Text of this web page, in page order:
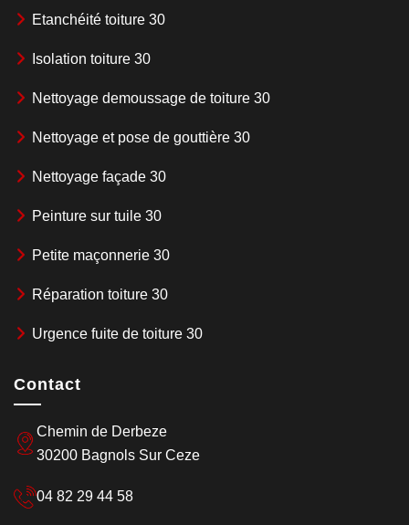
Etanchéité toiture 30
Isolation toiture 30
Nettoyage demoussage de toiture 30
Nettoyage et pose de gouttière 30
Nettoyage façade 30
Peinture sur tuile 30
Petite maçonnerie 30
Réparation toiture 30
Urgence fuite de toiture 30
Contact
Chemin de Derbeze
30200 Bagnols Sur Ceze
04 82 29 44 58